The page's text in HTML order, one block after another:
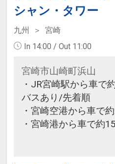
シャン・タワー
九州
宮崎
In 14:00 / Out 11:00
宮崎市山崎町浜山
・JR宮崎駅から車
バスあり/先着順
・宮崎空港から車で
・宮崎港から車で約